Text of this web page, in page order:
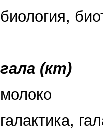
биология,
гала (кт)
молоко
галактика,